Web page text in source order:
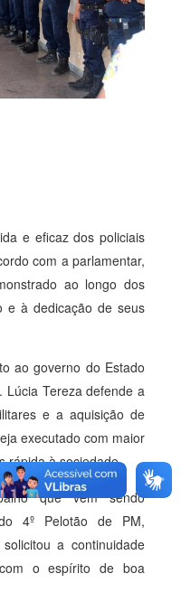
e eficaz dos policiais
com a parlamentar,
ao longo dos
e à dedicação de seus
ao governo do Estado
Lúcia Tereza defende a
e a aquisição de
executado com maior
rápida à sociedade.
que vem sendo
4º Pelotão de PM,
a continuidade
o espírito de boa